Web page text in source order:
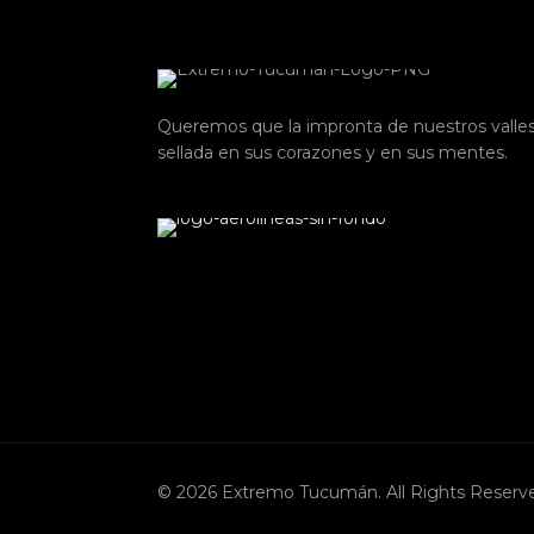
Queremos que la impronta de nuestros
sellada en sus corazones y en sus mentes.
© 2026 Extremo Tucumán. All Rights